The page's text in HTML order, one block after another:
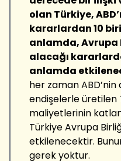
olan Türkiye,
kararlardan 10
anlamda, Avrupa
alacağı
anlamda
her zaman ABD’nin
endişelerle üretilen
maliyetlerinin
Türkiye Avrupa
etkilenecektir.
gerek yoktur.